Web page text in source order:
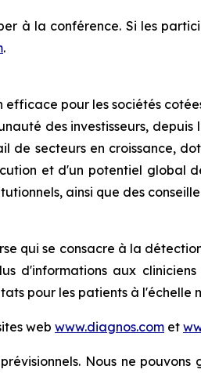
à la conférence. Si les
.
pour les sociétés
des investisseurs,
de secteurs en croissance,
et d'un potentiel global
ainsi que des
qui se consacre à la
d'informations aux
pour les patients à l'échelle
web www.diagnos.com et
Nous ne